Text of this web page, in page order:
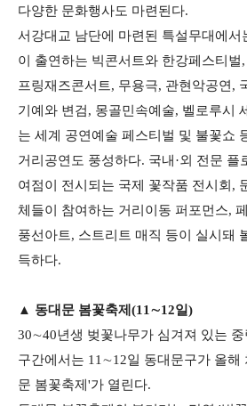
다양한 문화행사도 마련된다.
서강대교 남단에 마련된 특설무대에서
이 출연하는 빅콘서트와 한강페스티벌
프링재즈콘서트, 무용극, 관현악공연,
기예와 변검, 몽골민속예술, 벨로루시
는 세계 공연예술 페스티벌 및 불꽃쇼
거리공연도 풍성하다. 국내·외 전문 플
여점이 전시되는 국제 꽃작품 전시회,
체들이 참여하는 거리이동 퍼포먼스,
풍선아트, 스트리트 매직 등이 실시돼
득하다.
▲ 동대문 봄꽃축제(11∼12일)
30∼40년생 벚꽃나무가 심겨져 있는
구간에서는 11∼12일 동대문구가 올해
문 봄꽃축제'가 열린다.